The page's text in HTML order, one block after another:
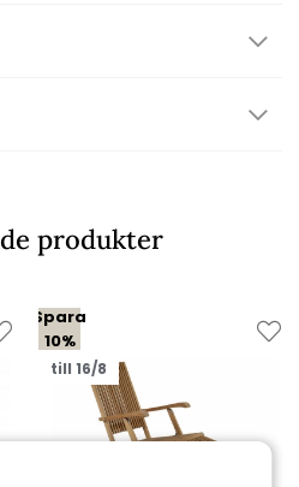
produkter
Spara
10%
till 16/8